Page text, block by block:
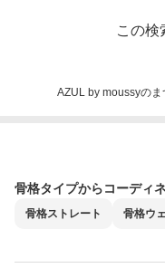
この検
AZUL by moussyの
骨格タイプからコーディ
骨格ストレート 骨格ウ